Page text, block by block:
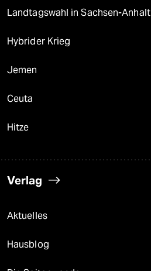
Landtagswahl in Sachsen-Anhalt
Hybrider Krieg
Jemen
Ceuta
Hitze
Verlag
Aktuelles
Hausblog